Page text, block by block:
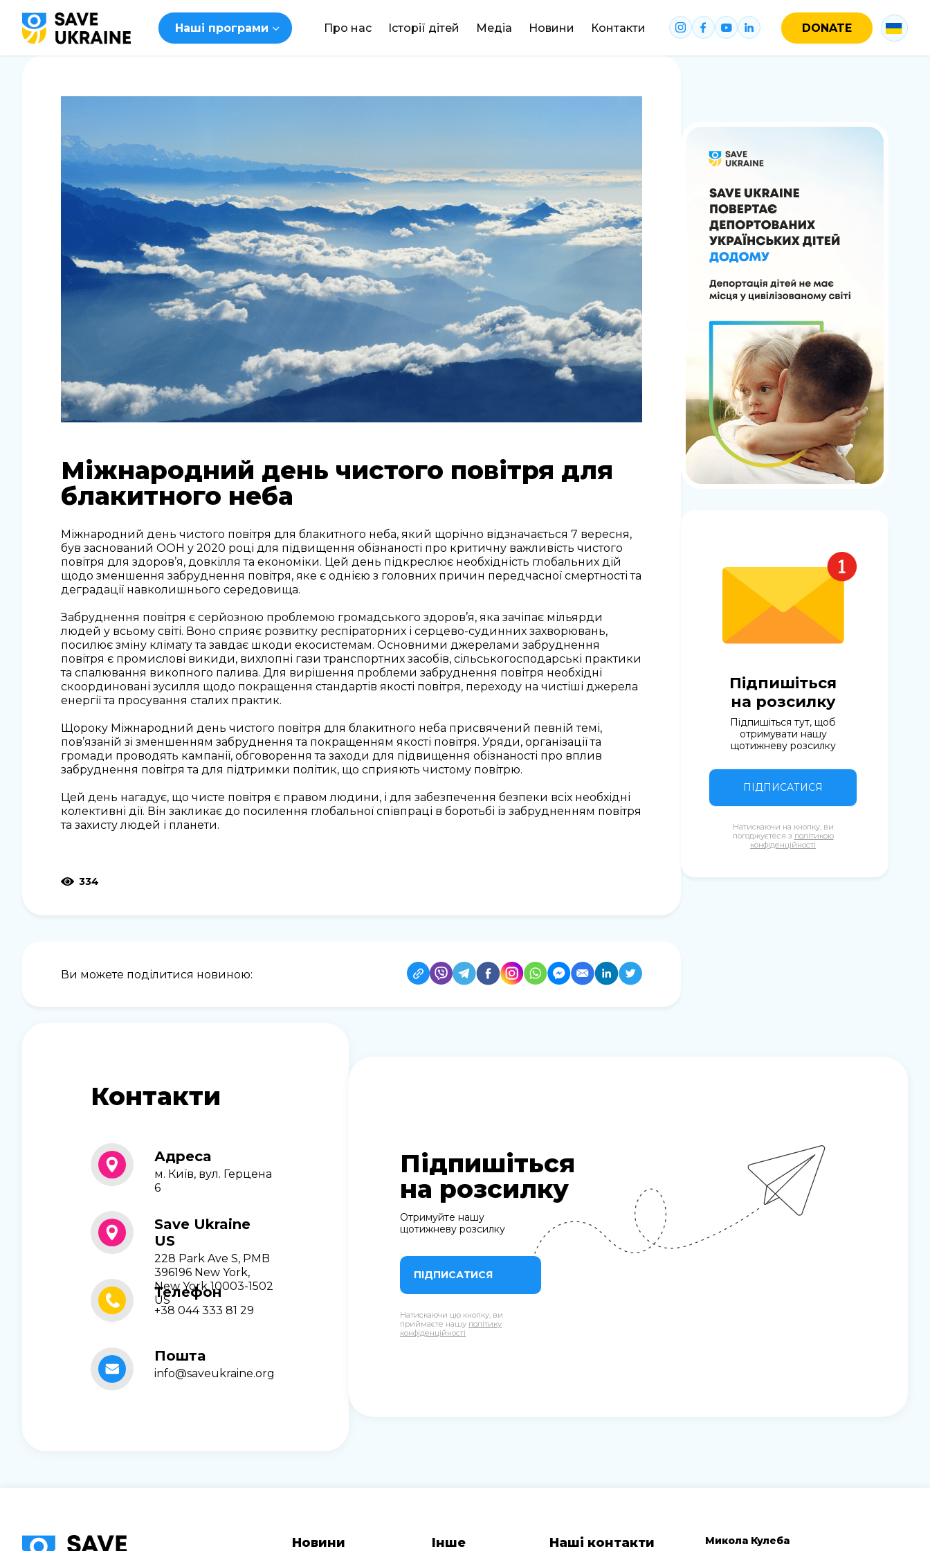
Наші програми Про нас Історії дітей Медіа Новини Контакти DONATE
DONATE
Міжнародний день чистого повітря для
блакитного неба
Міжнародний день чистого повітря для блакитного неба, який щорічно відзначається 7 вересня,
був заснований ООН у 2020 році для підвищення обізнаності про критичну важливість чистого
повітря для здоров’я, довкілля та економіки. Цей день підкреслює необхідність глобальних дій
щодо зменшення забруднення повітря, яке є однією з головних причин передчасної смертності та
деградації навколишнього середовища.
Забруднення повітря є серйозною проблемою громадського здоров’я, яка зачіпає мільярди
людей у всьому світі. Воно сприяє розвитку респіраторних і серцево-судинних захворювань,
посилює зміну клімату та завдає шкоди екосистемам. Основними джерелами забруднення
повітря є промислові викиди, вихлопні гази транспортних засобів, сільськогосподарські практики
та спалювання викопного палива. Для вирішення проблеми забруднення повітря необхідні
скоординовані зусилля щодо покращення стандартів якості повітря, переходу на чистіші джерела
енергії та просування сталих практик.
Щороку Міжнародний день чистого повітря для блакитного неба присвячений певній темі,
пов’язаній зі зменшенням забруднення та покращенням якості повітря. Уряди, організації та
громади проводять кампанії, обговорення та заходи для підвищення обізнаності про вплив
забруднення повітря та для підтримки політик, що сприяють чистому повітрю.
Цей день нагадує, що чисте повітря є правом людини, і для забезпечення безпеки всіх необхідні
колективні дії. Він закликає до посилення глобальної співпраці в боротьбі із забрудненням повітря
та захисту людей і планети.
334
Ви можете поділитися новиною:
Підпишіться
на розсилку
Підпишіться тут, щоб
отримувати нашу
щотижневу розсилку
ПІДПИСАТИСЯ
Натискаючи на кнопку, ви
погоджуєтеся з політикою
конфіденційності
Контакти
Адреса
м. Київ, вул. Герцена
6
Save Ukraine
US
228 Park Ave S, PMB
396196 New York,
New York 10003-1502
US
Телефон
+38 044 333 81 29
Пошта
info@saveukraine.org
Підпишіться
на розсилку
Отримуйте нашу
щотижневу розсилку
ПІДПИСАТИСЯ
Натискаючи цю кнопку, ви
приймаєте нашу політику
конфіденційності
Новини Інше Наші контакти Микола Кулеба